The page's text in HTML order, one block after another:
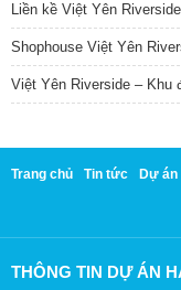
Liền kề Việt Yên
Shophouse Việt Yên
Việt Yên Riverside – Khu
Trang chủ Tin tức Dự án
THÔNG TIN DỰ ÁN